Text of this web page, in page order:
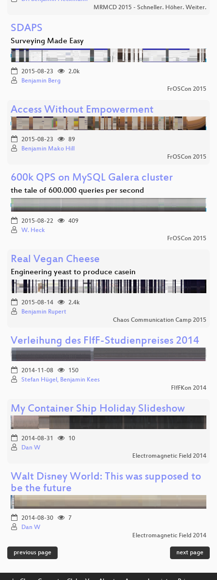
MRMCD 2015 - Schneller. Höher. Weiter.
SDAPS
Surveying Made Easy
2015-08-23
2.0k
Benjamin Berg
FrOSCon 2015
Access Without Empowerment
2015-08-23
89
Benjamin Mako Hill
FrOSCon 2015
600k QPS on MySQL Galera cluster
the tale of 600.000 queries per second
2015-08-22
409
W. Heck
FrOSCon 2015
Real Vegan Cheese
Engineering yeast to produce casein
2015-08-14
2.4k
Benjamin Rupert
Chaos Communication Camp 2015
Verleihung des FIfF-Studienpreises 2014
2014-11-08
150
Stefan Hügel, Benjamin Kees
FIfFKon 2014
My Container Ship Holiday Slideshow
2014-08-31
10
Dan W
Electromagnetic Field 2014
Walt Disney World: This was supposed to
be the future
2014-08-30
7
Dan W
Electromagnetic Field 2014
previous page next page